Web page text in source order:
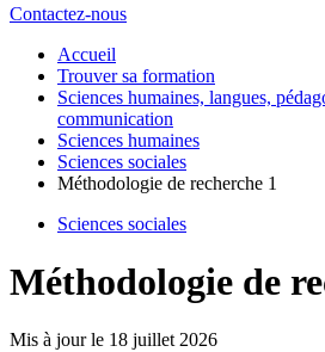
Contactez-nous
Accueil
Trouver sa formation
Sciences humaines, langues,
communication
Sciences humaines
Sciences sociales
Méthodologie de recherche 1
Sciences sociales
Méthodologie de
Mis à jour le 18 juillet 2026